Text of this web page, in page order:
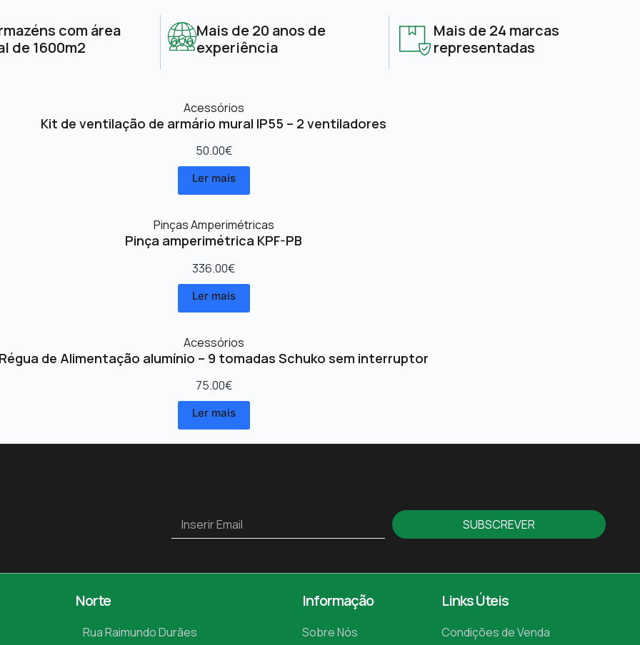
com área
de 1600m2
Mais de 20 anos de
experiência
Mais de 24 marcas
representadas
Acessórios
Kit de ventilação de armário mural IP55 – 2 ventiladores
50.00€
Ler mais
Pinças Amperimétricas
Pinça amperimétrica KPF-PB
336.00€
Ler mais
Acessórios
de Alimentação alumínio – 9 tomadas Schuko sem interruptor
75.00€
Ler mais
SUBSCREVER
Norte
Rua Raimundo Durães
Informação
Sobre Nós
Links Úteis
Condições de Venda